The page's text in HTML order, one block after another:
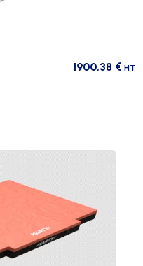
1900,38 € HT